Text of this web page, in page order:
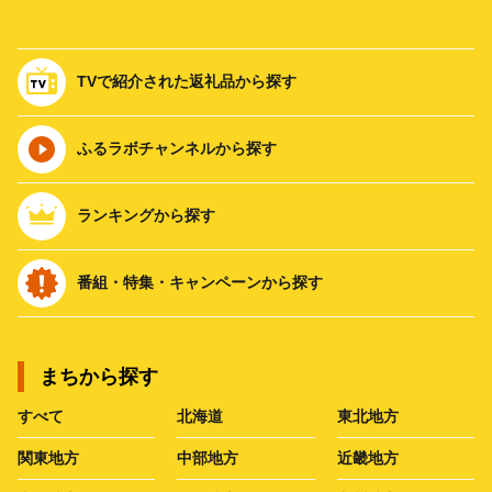
TVで紹介された返礼品から探す
ふるラボチャンネルから探す
ランキングから探す
番組・特集・キャンペーンから探す
まちから探す
すべて 北海道 東北地方
関東地方 中部地方 近畿地方